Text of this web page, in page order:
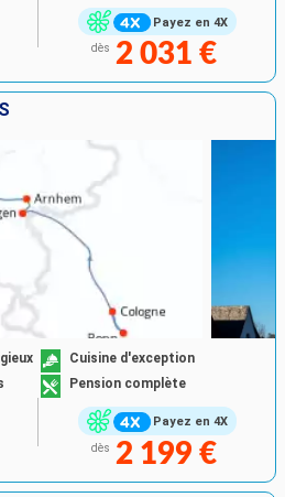
Payez en 4X
dès 2 031 €
Payez en 4X
Cuisine d'exception
Pension complète
dès 2 199 €